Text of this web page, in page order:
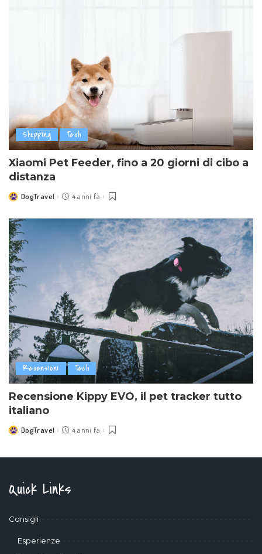
Shopping Tech
Xiaomi Pet Feeder, fino a 20 giorni di cibo a
distanza
PostedDogTravel 4 anni fa
Recensioni Tech
Recensione Kippy EVO, il pet tracker tutto
italiano
PostedDogTravel 4 anni fa
Quick Links
Consigli
Esperienze